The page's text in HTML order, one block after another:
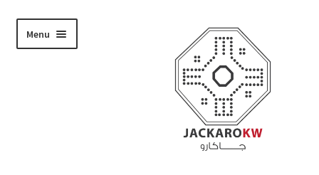
navigation
content
Menu